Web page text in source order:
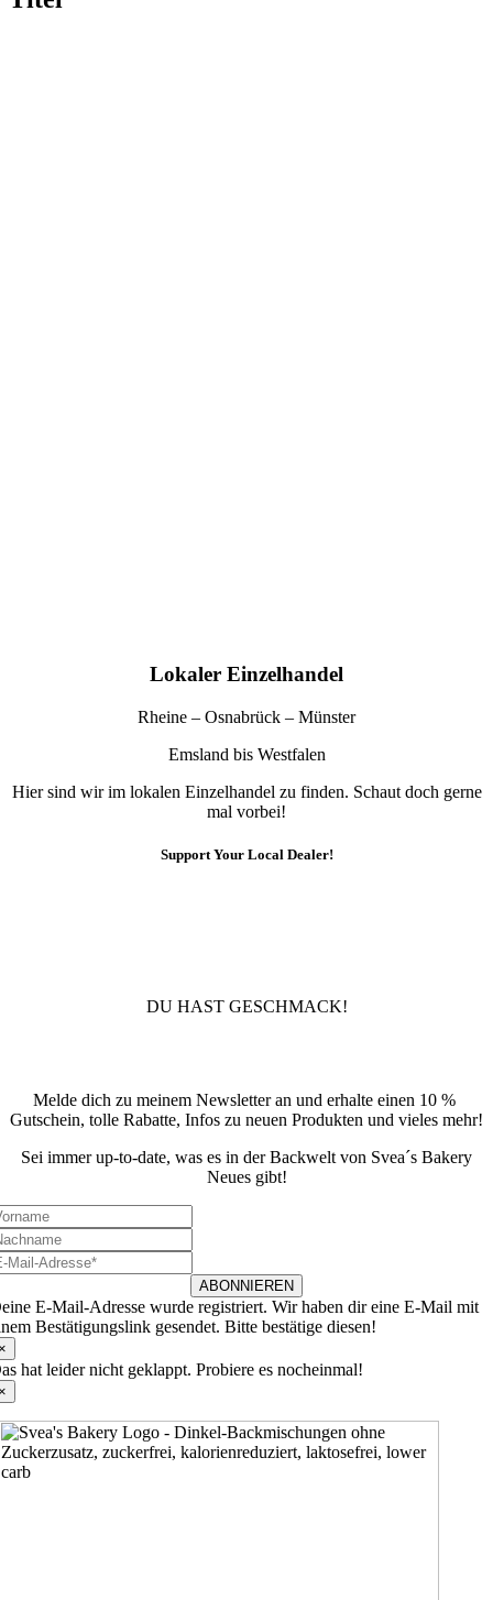
Lokaler Einzelhandel
Rheine – Osnabrück – Münster
Emsland bis Westfalen
Hier sind wir im lokalen Einzelhandel zu finden. Schaut doch gerne
mal vorbei!
Support Your Local Dealer!
DU HAST GESCHMACK!
Melde dich zu meinem Newsletter an und erhalte einen 10 %
Gutschein, tolle Rabatte, Infos zu neuen Produkten und vieles mehr!
Sei immer up-to-date, was es in der Backwelt von Svea´s Bakery
Neues gibt!
ABONNIEREN
E-Mail-Adresse wurde registriert. Wir haben dir eine E-Mail mit
Bestätigungslink gesendet. Bitte bestätige diesen!
hat leider nicht geklappt. Probiere es nocheinmal!